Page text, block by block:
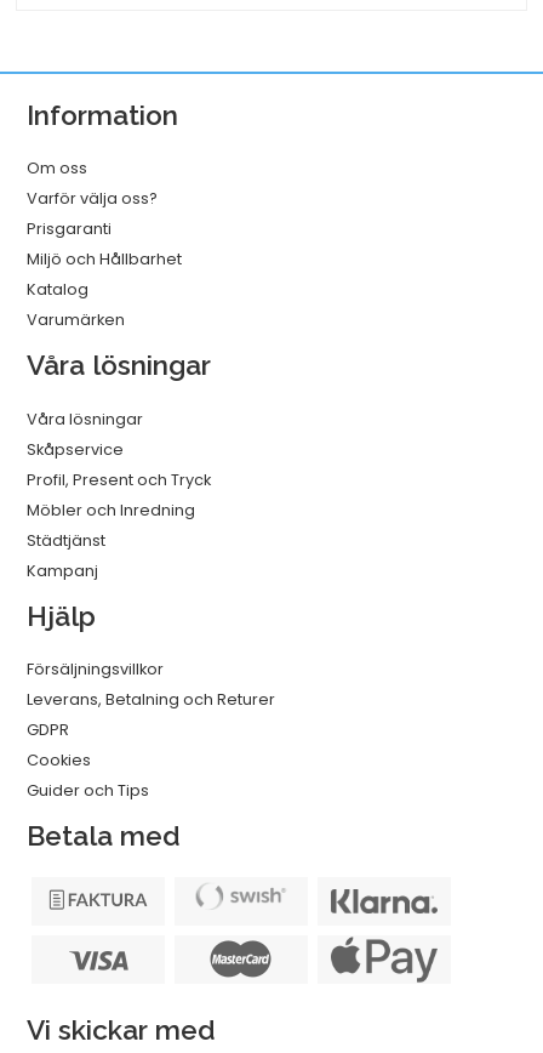
mm
mängd
Information
Om oss
Varför välja oss?
Prisgaranti
Miljö och Hållbarhet
Katalog
Varumärken
Våra lösningar
Våra lösningar
Skåpservice
Profil, Present och Tryck
Möbler och Inredning
Städtjänst
Kampanj
Hjälp
Försäljningsvillkor
Leverans, Betalning och Returer
GDPR
Cookies
Guider och Tips
Betala med
Vi skickar med